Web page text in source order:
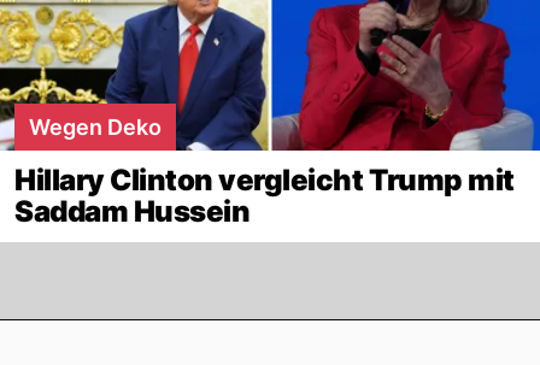
Wegen Deko
Hillary Clinton vergleicht Trump mit
Saddam Hussein